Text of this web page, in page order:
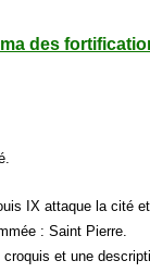
des
IX attaque la cité
: Saint Pierre.
et une